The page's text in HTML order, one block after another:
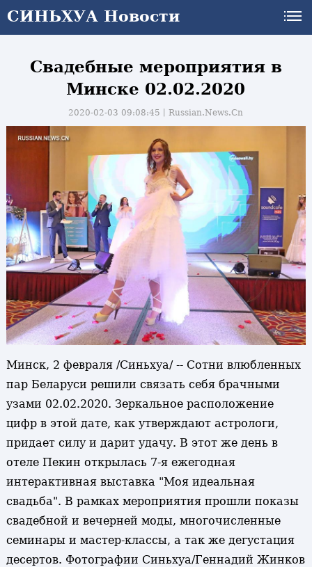
СИНЬХУА Новости
Свадебные мероприятия в
Минске 02.02.2020
2020-02-03 09:08:45丨Russian.News.Cn
Минск, 2 февраля /Синьхуа/ -- Сотни влюбленных
пар Беларуси решили связать себя брачными
узами 02.02.2020. Зеркальное расположение
цифр в этой дате, как утверждают астрологи,
придает силу и дарит удачу. В этот же день в
отеле Пекин открылась 7-я ежегодная
интерактивная выставка "Моя идеальная
свадьба". В рамках мероприятия прошли показы
свадебной и вечерней моды, многочисленные
семинары и мастер-классы, а так же дегустация
десертов. Фотографии Синьхуа/Геннадий Жинков